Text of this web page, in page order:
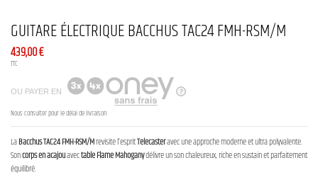
GUITARE ÉLECTRIQUE BACCHUS TAC24 FMH-RSM/M
439,00 €
TTC
OU PAYER EN
Nous consulter pour le délai de livraison
LaBacchus TAC24 FMH-RSM/Mrevisite l’espritTelecasteravec une approche moderne et ultra polyvalente.
Soncorpsen acajouavectable Flame Mahoganydélivre un son chaleureux, riche en sustain et parfaitement
équilibré.